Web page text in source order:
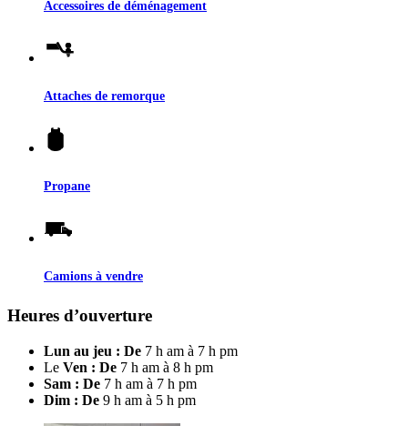
Accessoires de déménagement
Attaches de remorque
Propane
Camions à vendre
Heures d’ouverture
Lun au jeu : De 7 h am à 7 h pm
Le Ven : De 7 h am à 8 h pm
Sam : De 7 h am à 7 h pm
Dim : De 9 h am à 5 h pm